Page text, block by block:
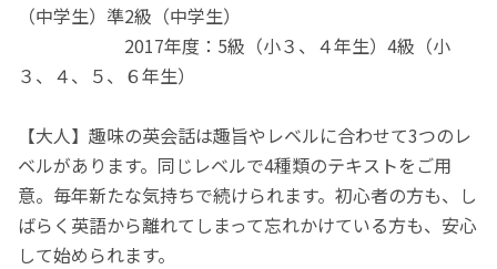
（中学生）準2級（中学生）
2017年度：5級（小３、４年生）4級（小
３、４、５、６年生）
【大人】趣味の英会話は趣旨やレベルに合わせて3つのレ
ベルがあります。同じレベルで4種類のテキストをご用
意。毎年新たな気持ちで続けられます。初心者の方も、し
ばらく英語から離れてしまって忘れかけている方も、安心
して始められます。